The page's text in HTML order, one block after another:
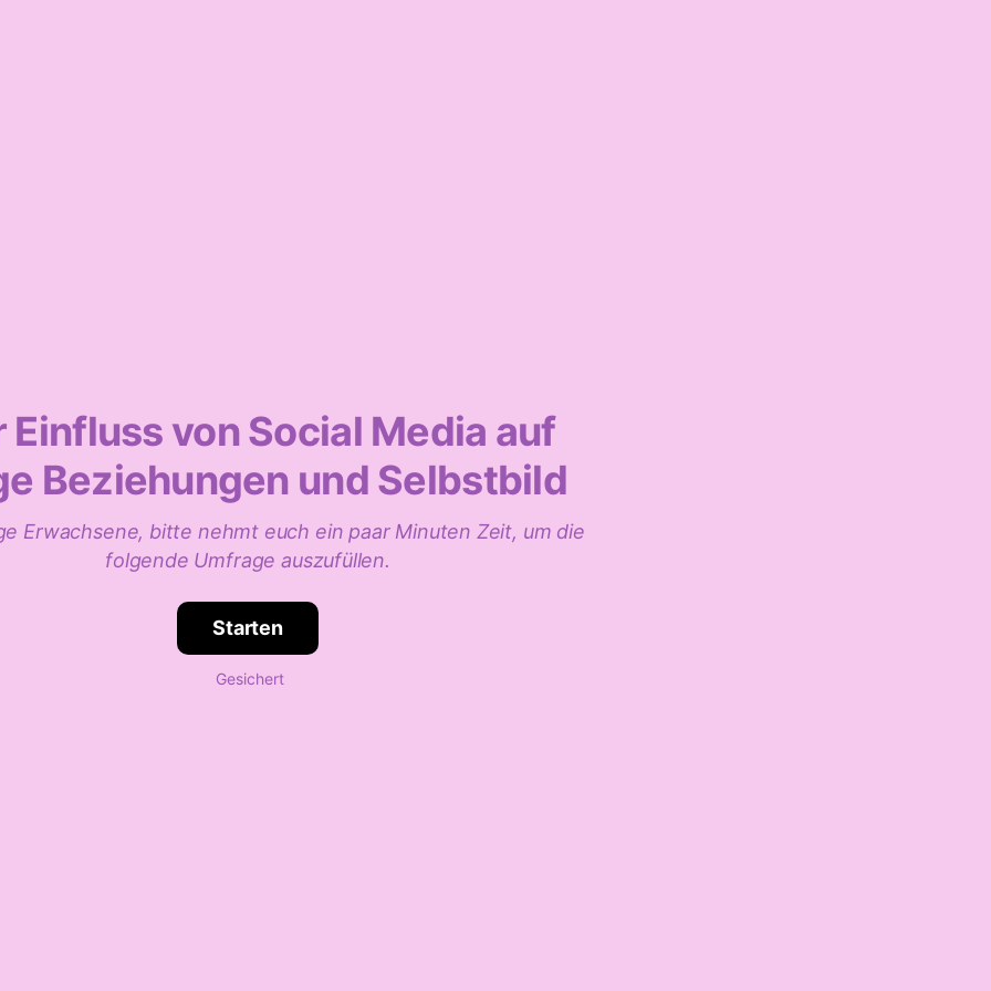
Einfluss von Social Media auf
Beziehungen und Selbstbild
Erwachsene, bitte nehmt euch ein paar M inuten Zeit, um die
folgende Umfrage auszufüllen.
Starten
Gesichert